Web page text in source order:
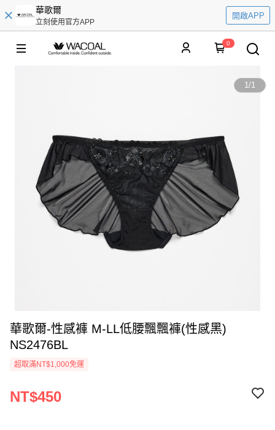
華歌爾
立刻使用官方APP
開啟APP
0
1/1
華歌爾-性感褲 M-LL低腰飄飄褲(性感黑)
NS2476BL
超取滿NT$1,000免運
NT$450